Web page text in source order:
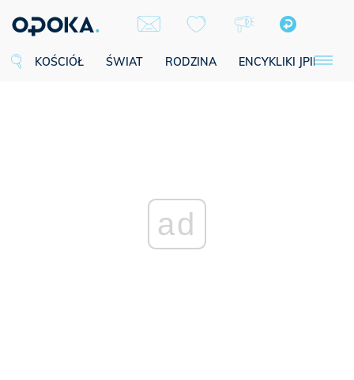
KOŚCIÓŁ ŚWIAT RODZINA ENCYKLIKI JPII
ad